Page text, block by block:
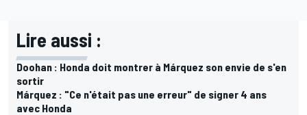
Lire aussi :
Doohan : Honda doit montrer à Márquez son envie de s'en
sortir
Márquez : "Ce n'était pas une erreur" de signer 4 ans
avec Honda